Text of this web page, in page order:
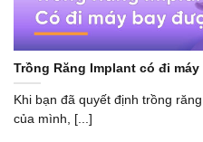
Trồng Răng Implant có đi
Khi bạn đã quyết định trồng
của mình, [...]